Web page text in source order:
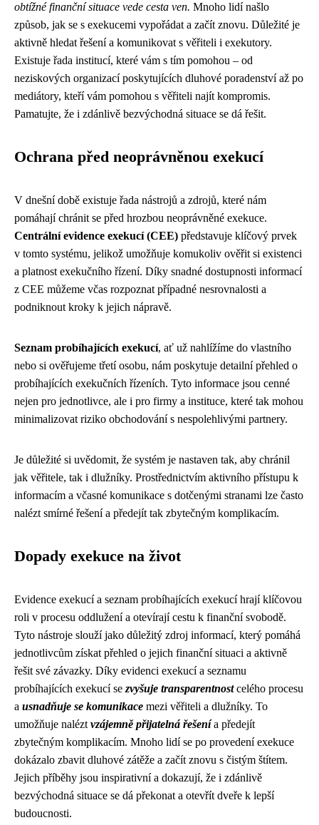
obtížné finanční situace vede cesta ven. Mnoho lidí našlo
způsob, jak se s exekucemi vypořádat a začít znovu. Důležité je
aktivně hledat řešení a komunikovat s věřiteli i exekutory.
Existuje řada institucí, které vám s tím pomohou – od
neziskových organizací poskytujících dluhové poradenství až po
mediátory, kteří vám pomohou s věřiteli najít kompromis.
Pamatujte, že i zdánlivě bezvýchodná situace se dá řešit.
Ochrana před neoprávněnou exekucí
V dnešní době existuje řada nástrojů a zdrojů, které nám
pomáhají chránit se před hrozbou neoprávněné exekuce.
Centrální evidence exekucí (CEE) představuje klíčový prvek
v tomto systému, jelikož umožňuje komukoliv ověřit si existenci
a platnost exekučního řízení. Díky snadné dostupnosti informací
z CEE můžeme včas rozpoznat případné nesrovnalosti a
podniknout kroky k jejich nápravě.
Seznam probíhajících exekucí, ať už nahlížíme do vlastního
nebo si ověřujeme třetí osobu, nám poskytuje detailní přehled o
probíhajících exekučních řízeních. Tyto informace jsou cenné
nejen pro jednotlivce, ale i pro firmy a instituce, které tak mohou
minimalizovat riziko obchodování s nespolehlivými partnery.
Je důležité si uvědomit, že systém je nastaven tak, aby chránil
jak věřitele, tak i dlužníky. Prostřednictvím aktivního přístupu k
informacím a včasné komunikace s dotčenými stranami lze často
nalézt smírné řešení a předejít tak zbytečným komplikacím.
Dopady exekuce na život
Evidence exekucí a seznam probíhajících exekucí hrají klíčovou
roli v procesu oddlužení a otevírají cestu k finanční svobodě.
Tyto nástroje slouží jako důležitý zdroj informací, který pomáhá
jednotlivcům získat přehled o jejich finanční situaci a aktivně
řešit své závazky. Díky evidenci exekucí a seznamu
probíhajících exekucí se zvyšuje transparentnostcelého procesu
a usnadňuje se komunikace mezi věřiteli a dlužníky. To
umožňuje nalézt vzájemně přijatelná řešenía předejít
zbytečným komplikacím. Mnoho lidí se po provedení exekuce
dokázalo zbavit dluhové zátěže a začít znovu s čistým štítem.
Jejich příběhy jsou inspirativní a dokazují, že i zdánlivě
bezvýchodná situace se dá překonat a otevřít dveře k lepší
budoucnosti.